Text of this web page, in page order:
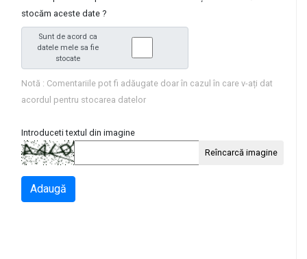
stocăm aceste date ?
Sunt de acord ca
datele mele sa fie
stocate
Notă : Comentariile pot fi adăugate doar în cazul în care v-ați dat
acordul pentru stocarea datelor
Introduceti textul din imagine
Reîncarcă imagine
Adaugă